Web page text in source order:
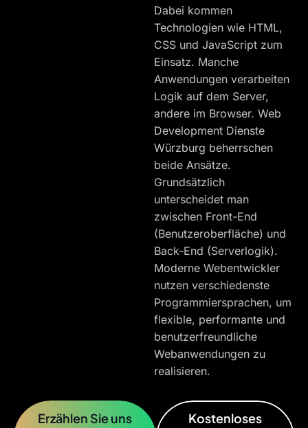
Dabei kommen
Technologien wie HTML,
CSS und JavaScript zum
Einsatz. Manche
Anwendungen verarbeiten
Logik auf dem Server,
andere im Browser. Web
Development Dienste
Würzburg beherrschen
beide Ansätze.
Grundsätzlich
unterscheidet man
zwischen Front-End
(Benutzeroberfläche) und
Back-End (Serverlogik).
Moderne Webentwickler
nutzen verschiedenste
Programmiersprachen, um
flexible, performante und
benutzerfreundliche
Webanwendungen zu
realisieren.
Erzählen Sie uns
Kostenloses